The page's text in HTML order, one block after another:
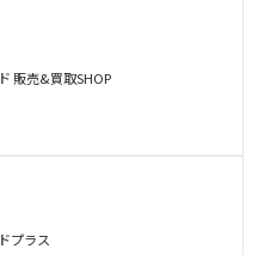
販売&買取SHOP
プラス